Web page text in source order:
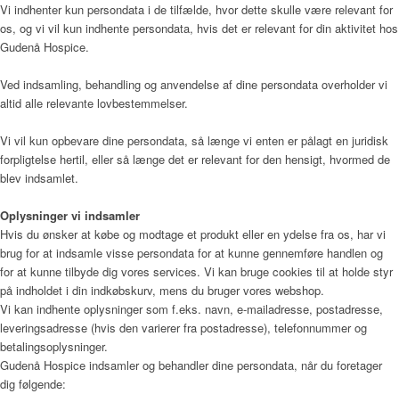
Værdier
Hospicefilosofi og palliation
Vedtægter
Rammer
Kunst
Vi indhenter kun persondata i de tilfælde, hvor dette skulle være relevant for
os, og vi vil kun indhente persondata, hvis det er relevant for din aktivitet hos
Gudenå Hospice.
Ved indsamling, behandling og anvendelse af dine persondata overholder vi
altid alle relevante lovbestemmelser.
Vi vil kun opbevare dine persondata, så længe vi enten er pålagt en juridisk
forpligtelse hertil, eller så længe det er relevant for den hensigt, hvormed de
blev indsamlet.
Oplysninger vi indsamler
Hvis du ønsker at købe og modtage et produkt eller en ydelse fra os, har vi
brug for at indsamle visse persondata for at kunne gennemføre handlen og
for at kunne tilbyde dig vores services. Vi kan bruge cookies til at holde styr
på indholdet i din indkøbskurv, mens du bruger vores webshop.
Vi kan indhente oplysninger som f.eks. navn, e-mailadresse, postadresse,
leveringsadresse (hvis den varierer fra postadresse), telefonnummer og
betalingsoplysninger.
Gudenå Hospice indsamler og behandler dine persondata, når du foretager
dig følgende: